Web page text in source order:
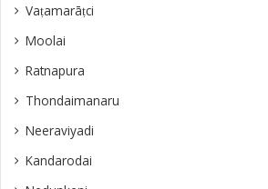
Vaṭamarāṭci
Moolai
Ratnapura
Thondaimanaru
Neeraviyadi
Kandarodai